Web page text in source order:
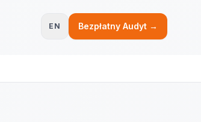
EN Bezpłatny Audyt →